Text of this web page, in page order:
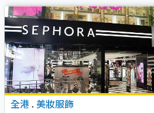
全港 . 美妝服飾